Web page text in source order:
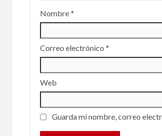
Nombre*
Correo electrónico *
Web
Guarda mi nombre, correo